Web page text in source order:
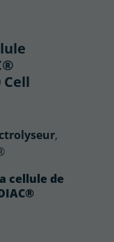
Cell
,
cellule de